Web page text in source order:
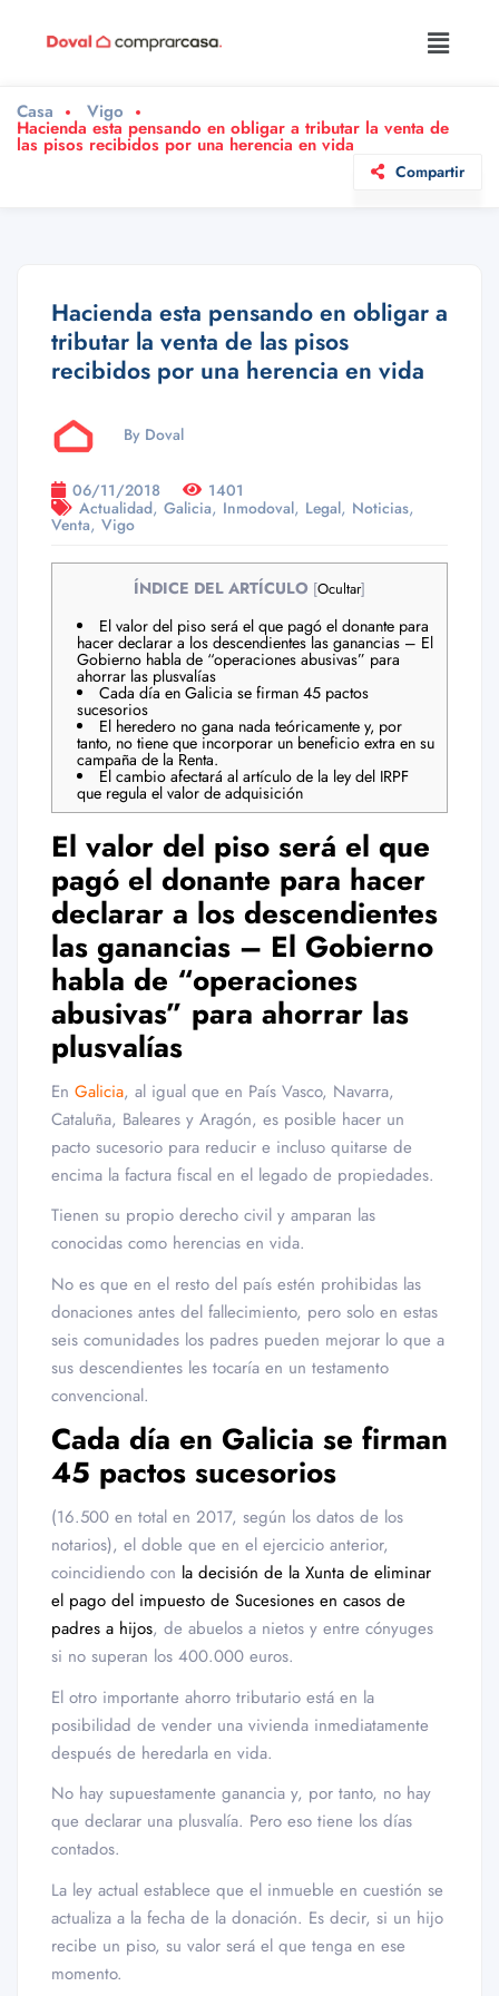
Casa Vigo
Hacienda esta pensando en obligar a tributar la venta de
las pisos recibidos por una herencia en vida
Compartir
Hacienda esta pensando en obligar a
tributar la venta de las pisos
recibidos por una herencia en vida
By Doval
06/11/2018
1401
Actualidad, Galicia, Inmodoval, Legal, Noticias,
Venta, Vigo
ÍNDICE DEL ARTÍCULO [Ocultar]
El valor del piso será el que pagó el donante para
hacer declarar a los descendientes las ganancias – El
Gobierno habla de “operaciones abusivas” para
ahorrar las plusvalías
Cada día en Galicia se firman 45 pactos
sucesorios
El heredero no gana nada teóricamente y, por
tanto, no tiene que incorporar un beneficio extra en su
campaña de la Renta.
El cambio afectará al artículo de la ley del IRPF
que regula el valor de adquisición
El valor del piso será el que
pagó el donante para hacer
declarar a los descendientes
las ganancias – El Gobierno
habla de “operaciones
abusivas” para ahorrar las
plusvalías
En Galicia, al igual que en País Vasco, Navarra,
Cataluña, Baleares y Aragón, es posible hacer un
pacto sucesorio para reducir e incluso quitarse de
encima la factura fiscal en el legado de propiedades.
Tienen su propio derecho civil y amparan las
conocidas como herencias en vida.
No es que en el resto del país estén prohibidas las
donaciones antes del fallecimiento, pero solo en estas
seis comunidades los padres pueden mejorar lo que a
sus descendientes les tocaría en un testamento
convencional.
Cada día en Galicia se firman
45 pactos sucesorios
(16.500 en total en 2017, según los datos de los
notarios), el doble que en el ejercicio anterior,
coincidiendo con la decisión de la Xunta de eliminar
el pago del impuesto de Sucesiones en casos de
padres a hijos, de abuelos a nietos y entre cónyuges
si no superan los 400.000 euros.
El otro importante ahorro tributario está en la
posibilidad de vender una vivienda inmediatamente
después de heredarla en vida.
No hay supuestamente ganancia y, por tanto, no hay
que declarar una plusvalía. Pero eso tiene los días
contados.
La ley actual establece que el inmueble en cuestión se
actualiza a la fecha de la donación. Es decir, si un hijo
recibe un piso, su valor será el que tenga en ese
momento.